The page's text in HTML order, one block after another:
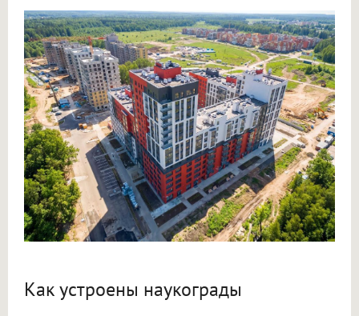
Как устроены наукограды